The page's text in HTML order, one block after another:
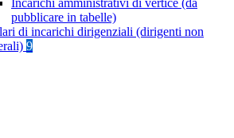
Incarichi amministrativi di vertice (da
pubblicare in tabelle)
di incarichi dirigenziali (dirigenti non
9